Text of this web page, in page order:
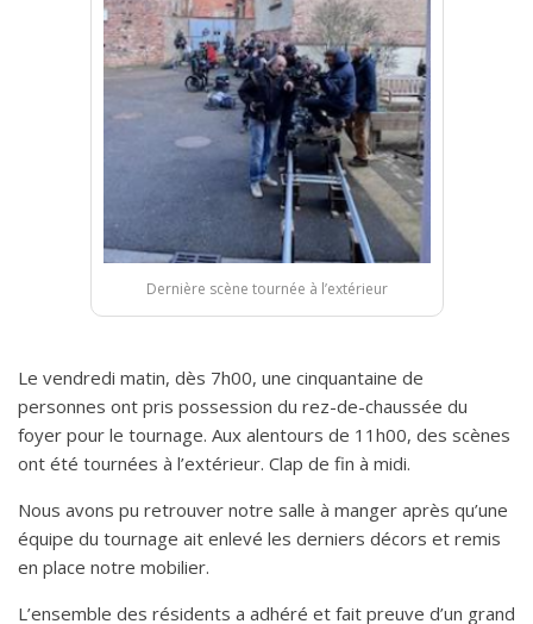
Dernière scène tournée à l’extérieur
Le vendredi matin, dès 7h00, une cinquantaine de
personnes ont pris possession du rez-de-chaussée du
foyer pour le tournage. Aux alentours de 11h00, des scènes
ont été tournées à l’extérieur. Clap de fin à midi.
Nous avons pu retrouver notre salle à manger après qu’une
équipe du tournage ait enlevé les derniers décors et remis
en place notre mobilier.
L’ensemble des résidents a adhéré et fait preuve d’un grand